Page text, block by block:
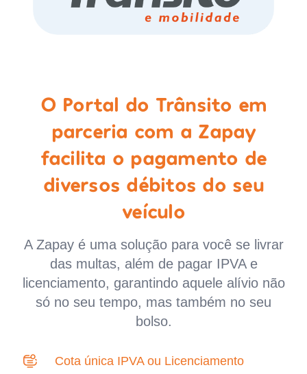
O Portal do Trânsito em
parceria com a Zapay
facilita o pagamento de
diversos débitos do seu
veículo
A Zapay é uma solução para você se livrar
das multas, além de pagar IPVA e
licenciamento, garantindo aquele alívio não
só no seu tempo, mas também no seu
bolso.
Cota única IPVA ou Licenciamento